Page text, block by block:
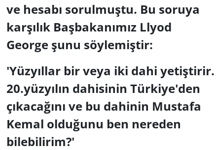
ve hesabı sorulmuştu. Bu soruya
karşılık Başbakanımız Llyod
George şunu söylemiştir:
'Yüzyıllar bir veya iki dahi yetiştirir.
20.yüzyılın dahisinin Türkiye'den
çıkacağını ve bu dahinin Mustafa
Kemal olduğunu ben nereden
bilebilirim?'